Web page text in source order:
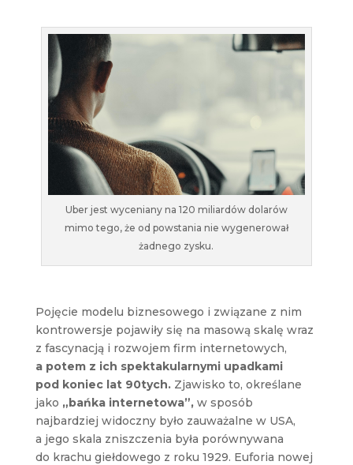
Uber jest wyceniany na 120 miliardów dolarów
mimo tego, że od powstania nie wygenerował
żadnego zysku.
Pojęcie modelu biznesowego i związane z nim
kontrowersje pojawiły się na masową skalę wraz
z fascynacją i rozwojem firm internetowych,
a potem z ich spektakularnymi upadkami
pod koniec lat 90tych.Zjawisko to, określane
jako „bańka internetowa”,w sposób
najbardziej widoczny było zauważalne w USA,
a jego skala zniszczenia była porównywana
do krachu giełdowego z roku 1929. Euforia nowej